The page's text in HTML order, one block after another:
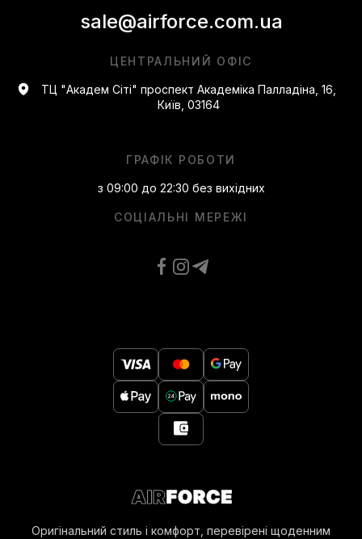
Оригінальний стиль і комфорт, перевірені щоденним
ЦЕНТРАЛЬНИЙ ОФІС
ТЦ "Академ Сіті" проспект Академіка Палладіна, 16,
Київ, 03164
СОЦІАЛЬНІ МЕРЕЖІ
sale@airforce.com.ua
ГРАФІК РОБОТИ
з 09:00 до 22:30 без вихідних